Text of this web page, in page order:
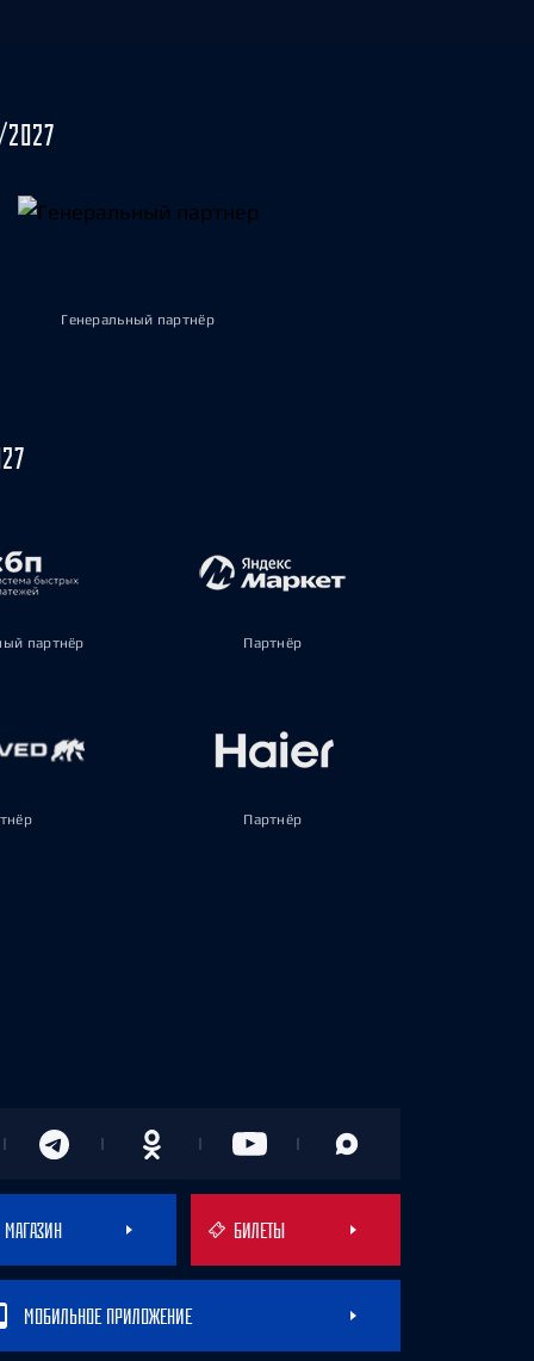
Генеральный партнёр
партнёр Партнёр
Партнёр
МАГАЗИН БИЛЕТЫ
МОБИЛЬНОЕ ПРИЛОЖЕНИЕ